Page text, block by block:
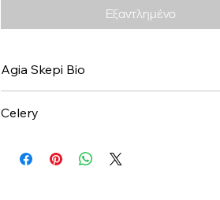
Εξαντλημένο
Agia Skepi Bio
Celery